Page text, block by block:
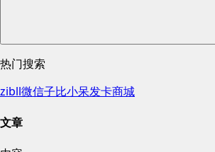
热门搜索
zibll微信子比小呆发卡商城
文章